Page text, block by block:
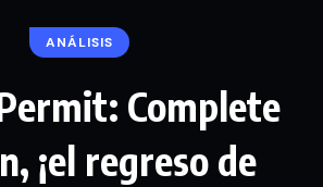
ANÁLISIS
Complete
¡el regreso de